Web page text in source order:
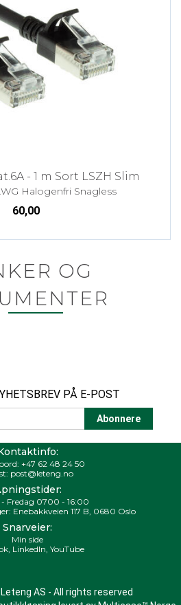
- 1 m Sort LSZH Slim
Halogenfri Snagless
60,00
OG
PÅ E-POST
+47 62 48 24 50
post@leteng.no
Fredag 0700 - 16:00
Enebakkveien 117 B, 0680 Oslo
Snarveier:
Min side
LinkedIn YouTube
AS - All rights reserved